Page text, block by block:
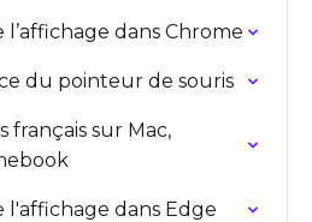
dans Chrome
du pointeur de souris
français sur Mac,
l'affichage dans Edge